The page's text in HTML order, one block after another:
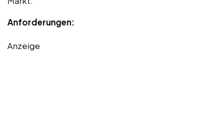
Anforderungen:
Anzeige